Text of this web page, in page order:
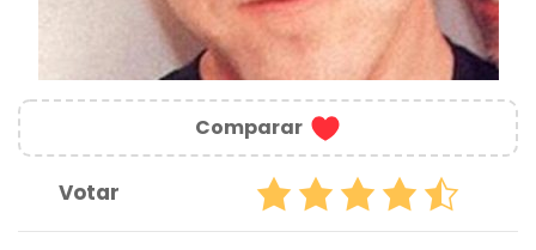
Comparar
Votar